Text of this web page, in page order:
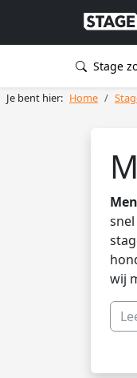
Stage
Je bent hier: Home
wij